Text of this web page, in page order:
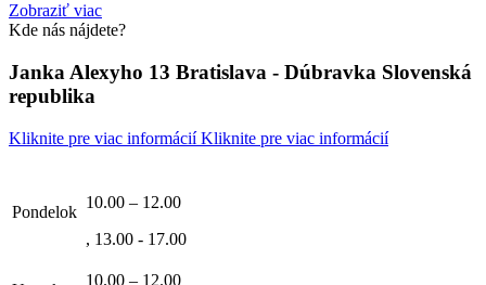
Zobraziť viac
Kde nás nájdete?
Janka Alexyho 13 Bratislava - Dúbravka Slovenská
republika
Kliknite pre viac informáciíKliknite pre viac informácií
Pondelok
10.00 – 12.00
, 13.00 - 17.00
10.00 – 12.00